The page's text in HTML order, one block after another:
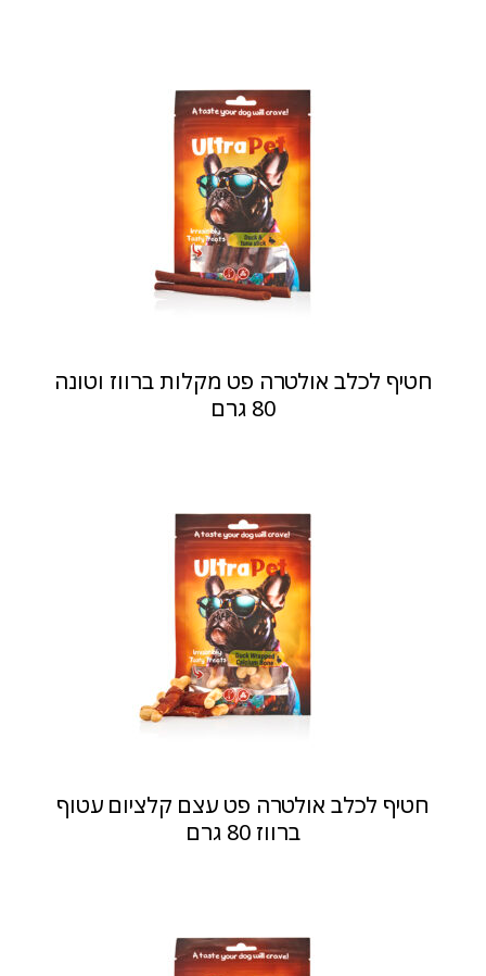
חטיף לכלב אולטרה פט מקלות ברווז וטונה
80 גרם
חטיף לכלב אולטרה פט עצם קלציום עטוף
ברווז 80 גרם